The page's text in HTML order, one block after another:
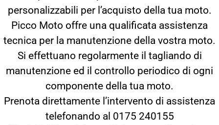
personalizzabili per l’acquisto della tua moto.
Picco Moto offre una qualificata assistenza
tecnica per la manutenzione della vostra moto.
Si effettuano regolarmente il tagliando di
manutenzione ed il controllo periodico di ogni
componente della tua moto.
Prenota direttamente l’intervento di assistenza
telefonando al 0175 240155